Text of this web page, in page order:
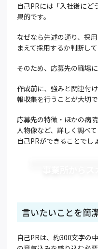
自己PRには「入社後にど
果的です。
なぜなら先述の通り、採
まえて採用するか判断して
そのため、応募先の職場
作成前に、強みと関連付
報収集を行うことが大切で
応募先の特徴・ほかの病
人物像など、詳しく調べ
自己PRができることでし
言いたいことを簡
自己PRは、約300文字の